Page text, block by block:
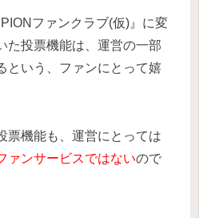
ファンクラブ(仮)』に変
た投票機能は、運営の一部
という、ファンにとって嬉
票機能も、運営にとっては
ァンサービスではないので